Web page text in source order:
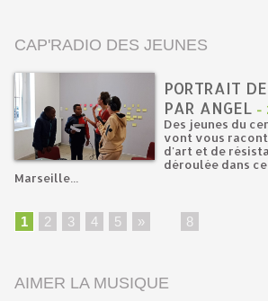
CAP'RADIO DES JEUNES
PORTRAIT
PAR ANGEL -
Des jeunes du
vont vous
d'art et de
déroulée dans
Marseille...
1 2 3 4 5 » 8
AIMER LA MUSIQUE